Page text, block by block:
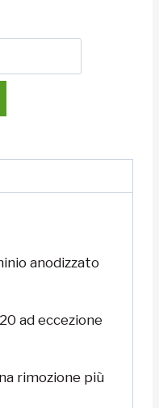
anodizzato
ad eccezione
rimozione più